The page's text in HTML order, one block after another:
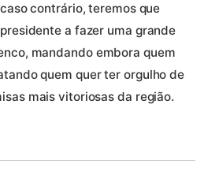
contrário, teremos que
a fazer uma grande
mandando embora quem
quem quer ter orgulho de
mais vitoriosas da região.